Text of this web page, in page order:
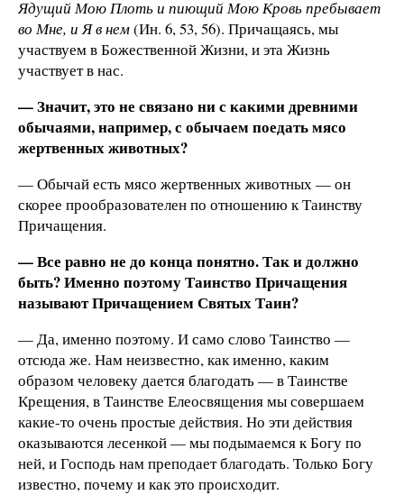
Ядущий Мою Плоть и пиющий Мою Кровь пребывает
во Мне, и Я в нем(Ин. 6, 53, 56). Причащаясь, мы
участвуем в Божественной Жизни, и эта Жизнь
участвует в нас.
— Значит, это не связано ни с какими древними
обычаями, например, с обычаем поедать мясо
жертвенных животных?
— Обычай есть мясо жертвенных животных — он
скорее прообразователен по отношению к Таинству
Причащения.
— Все равно не до конца понятно. Так и должно
быть? Именно поэтому Таинство Причащения
называют Причащением Святых Таин?
— Да, именно поэтому. И само слово Таинство —
отсюда же. Нам неизвестно, как именно, каким
образом человеку дается благодать — в Таинстве
Крещения, в Таинстве Елеосвящения мы совершаем
какие-то очень простые действия. Но эти действия
оказываются лесенкой — мы подымаемся к Богу по
ней, и Господь нам преподает благодать. Только Богу
известно, почему и как это происходит.